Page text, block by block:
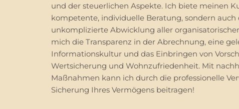
und der steuerlichen Aspekte. Ich biete meinen
kompetente, individuelle Beratung, sondern auch
unkomplizierte Abwicklung aller
mich die Transparenz in der Abrechnung, eine
Informationskultur und das Einbringen von
Wertsicherung und Wohnzufriedenheit. Mit
Maßnahmen kann ich durch die professionelle
Sicherung Ihres Vermögens beitragen!